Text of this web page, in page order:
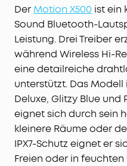
Audio und 3-facher
VOLLSTÄNDIG
kannst du
sogar im Regen
DerMotion X500 ist ein
Sound Bluetooth-
Leistung. Drei Treiber
während Wireless Hi-
eine detailreiche
unterstützt. Das Modell
Deluxe, Glitzy Blue
eignet sich durch sein
kleinere Räume oder
IPX7-Schutz eignet er
Freien oder in feuchten